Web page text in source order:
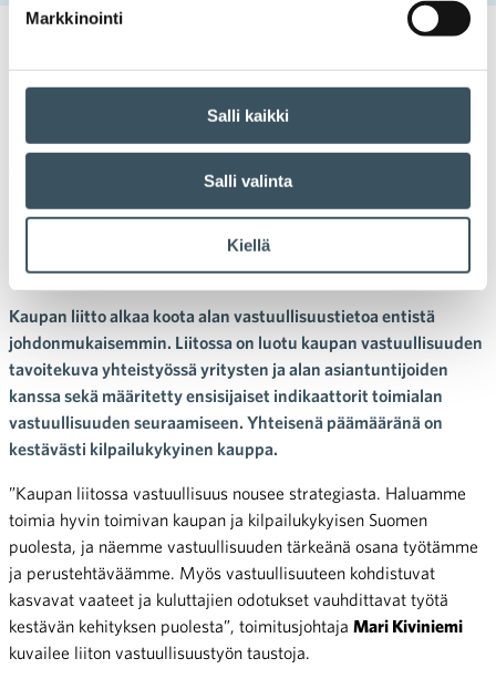
Markkinointi
Salli kaikki
Salli valinta
Kiellä
11.08.2022 11:06 Tiedotteet kestävästi kilpailukykyinen kauppa,
vastuullisuus
Kaupan liitto alkaa koota
toimialan vastuullisuustietoa –
päämääränä kestävästi
kilpailukykyinen kauppa
Kaupan liitto alkaa koota alan vastuullisuustietoa entistä
johdonmukaisemmin. Liitossa on luotu kaupan vastuullisuuden
tavoitekuva yhteistyössä yritysten ja alan asiantuntijoiden
kanssa sekä määritetty ensisijaiset indikaattorit toimialan
vastuullisuuden seuraamiseen. Yhteisenä päämääränä on
kestävästi kilpailukykyinen kauppa.
”Kaupan liitossa vastuullisuus nousee strategiasta. Haluamme
toimia hyvin toimivan kaupan ja kilpailukykyisen Suomen
puolesta, ja näemme vastuullisuuden tärkeänä osana työtämme
ja perustehtäväämme. Myös vastuullisuuteen kohdistuvat
kasvavat vaateet ja kuluttajien odotukset vauhdittavat työtä
kestävän kehityksen puolesta”, toimitusjohtaja Mari Kiviniemi
kuvailee liiton vastuullisuustyön taustoja.